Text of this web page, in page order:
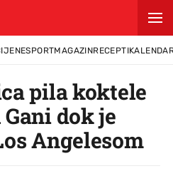
SPORTMAGAZINRECEPTI
pila koktele
dok je
Angelesom